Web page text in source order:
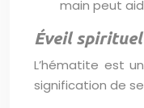
main peut
Éveil spirituel
L’hématite est
signification de